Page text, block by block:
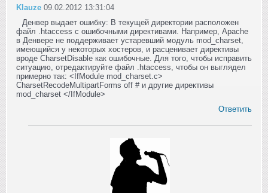
Klauze 09.02.2012 13:31:04
Денвер выдает ошибку: В текущей директории расположен
файл .htaccess с ошибочными директивами. Например, Apache
в Денвере не поддерживает устаревший модуль mod_charset,
имеющийся у некоторых хостеров, и расценивает директивы
вроде CharsetDisable как ошибочные. Для того, чтобы исправить
ситуацию, отредактируйте файл .htaccess, чтобы он выглядел
примерно так: <IfModule mod_charset.c>
CharsetRecodeMultipartForms off # и другие директивы
mod_charset </IfModule>
Ответить